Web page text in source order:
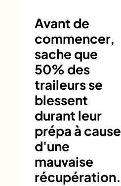
Avant de
commencer,
sache que
50% des
traileurs se
blessent
durant leur
prépa à cause
d'une
mauvaise
récupération.